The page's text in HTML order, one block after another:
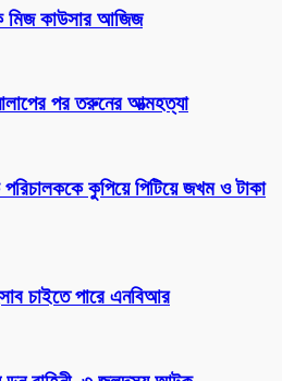
মিজ কাউসার আজিজ
পর তরুনের আত্মহত্যা
পরিচালককে কুপিয়ে পিটিয়ে জখম ও টাকা
চাইতে পারে এনবিআর